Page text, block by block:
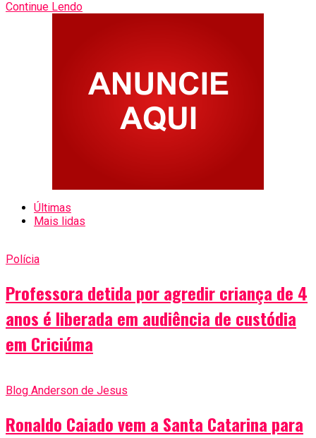
Continue Lendo
Últimas
Mais lidas
Polícia
Professora detida por agredir criança de 4
anos é liberada em audiência de custódia
em Criciúma
Blog Anderson de Jesus
Ronaldo Caiado vem a Santa Catarina para